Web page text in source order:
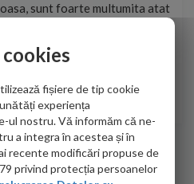
sunt foarte multumita atat
am colaborat in obtinerea
bine, va doresc!
fișiere de tip cookie
experiența
ul nostru. Vă informăm că ne-
a integra în acestea și în
recente modificări propuse de
privind protecția persoanelor